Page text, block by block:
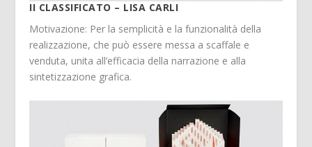
II CLASSIFICATO – LISA CARLI
Motivazione: Per la semplicità e la funzionalità della
realizzazione, che può essere messa a scaffale e
venduta, unita all’efficacia della narrazione e alla
sintetizzazione grafica.